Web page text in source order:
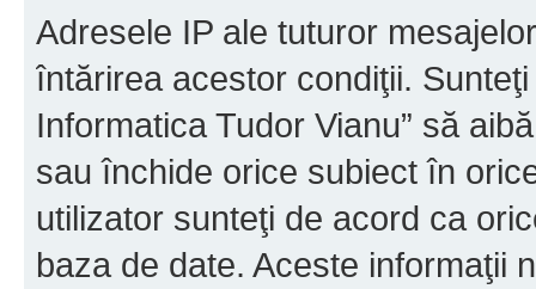
Adresele IP ale tuturor
întărirea acestor condiţii.
Informatica Tudor Vianu” să
sau închide orice subiect în
utilizator sunteţi de acord ca
baza de date. Aceste informaţii